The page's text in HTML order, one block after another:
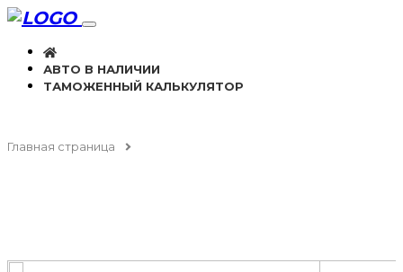
АВТО В НАЛИЧИИ
ТАМОЖЕННЫЙ КАЛЬКУЛЯТОР
Главная страница